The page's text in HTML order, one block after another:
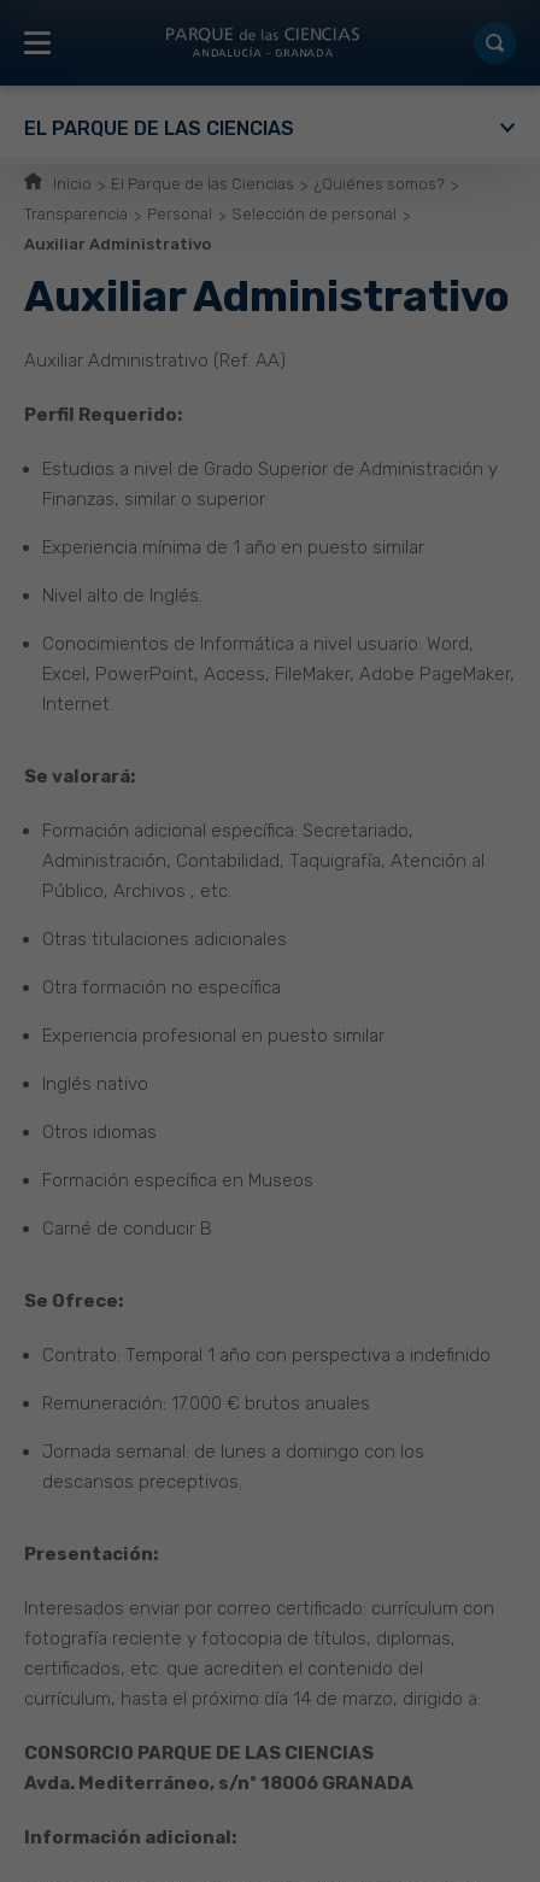
EL PARQUE DE LAS CIENCIAS
Inicio El Parque de las Ciencias
¿Quiénes somos?
Transparencia
Personal
Selección de personal
Auxiliar Administrativo
Auxiliar Administrativo
Auxiliar Administrativo (Ref. AA)
Perfil Requerido:
Estudios a nivel de Grado Superior de Administración y
Finanzas, similar o superior
Experiencia mínima de 1 año en puesto similar
Nivel alto de Inglés.
Conocimientos de Informática a nivel usuario: Word,
Excel, PowerPoint, Access, FileMaker, Adobe PageMaker,
Internet.
Se valorará:
Formación adicional específica: Secretariado,
Administración, Contabilidad, Taquigrafía, Atención al
Público, Archivos , etc.
Otras titulaciones adicionales
Otra formación no específica
Experiencia profesional en puesto similar
Inglés nativo
Otros idiomas
Formación específica en Museos
Carné de conducir B
Se Ofrece:
Contrato: Temporal 1 año con perspectiva a indefinido
Remuneración: 17.000 € brutos anuales
Jornada semanal: de lunes a domingo con los
descansos preceptivos.
Presentación:
Interesados enviar por correo certificado: currículum con
fotografía reciente y fotocopia de títulos, diplomas,
certificados, etc. que acrediten el contenido del
currículum, hasta el próximo día 14 de marzo, dirigido a:
CONSORCIO PARQUE DE LAS CIENCIAS
Avda. Mediterráneo, s/nº 18006 GRANADA
Información adicional: